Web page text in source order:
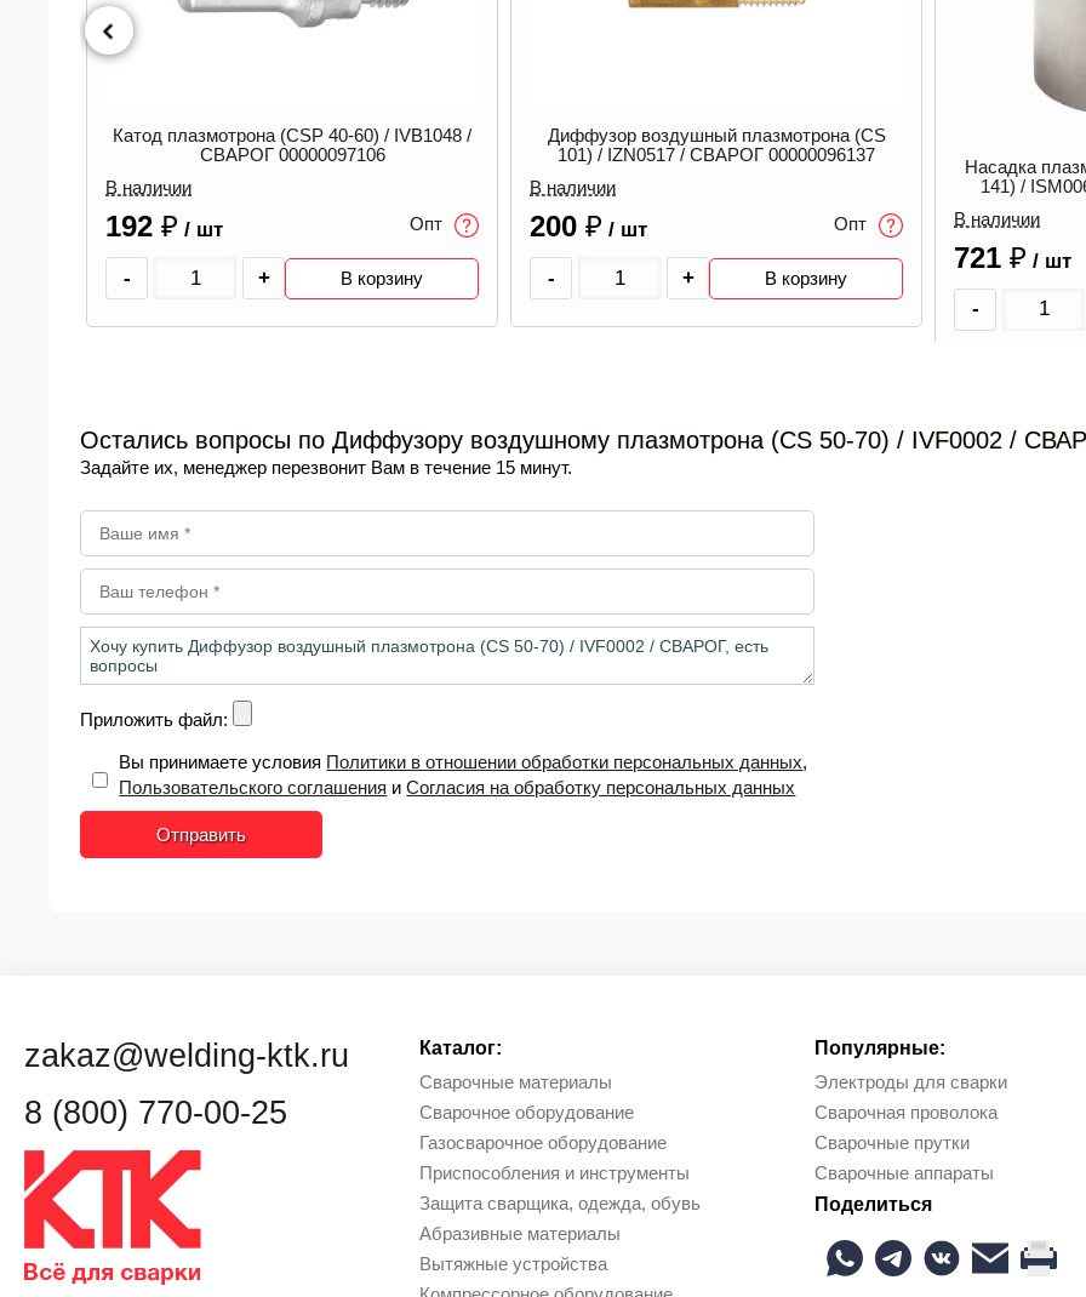
Диффузор воздушный плазмотрона (CS
101) / IZN0517 / СВАРОГ 00000096137
В наличии
200₽/ шт Опт
+ В корзину
Насадка плазмотрона дистанционная (CS
141) / ISM0068 / СВАРОГ 00000088680
В наличии
721 Опт
В наличии
176₽/ шт
Остались вопросы по Диффузору воздушному плазмотрона (CS 50-70) / IVF0002 /
Задайте их, менеджер перезвонит Вам в течение 15 минут.
Приложить файл:
Вы принимаете условия Политики в отношении обработки персональных данных,
Пользовательского соглашения иСогласия на обработку персональных данных
Отправить
zakaz@welding-ktk.ru
8 (800) 770-00-25
Каталог:
Сварочные материалы
Сварочное оборудование
Газосварочное оборудование
Приcпособления и инструменты
Защита сварщика, одежда, обувь
Абразивные материалы
Вытяжные устройства
Популярные:
Электроды для сварки
Сварочная проволока
Сварочные прутки
Сварочные аппараты
Поделиться